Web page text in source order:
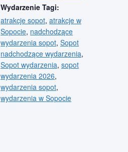
Wydarzenie Tagi:
atrakcje sopot, atrakcje w
Sopocie, nadchodzące
wydarzenia sopot, Sopot
nadchodzące wydarzenia,
Sopot wydarzenia, sopot
wydarzenia 2026,
wydarzenia sopot,
wydarzenia w Sopocie